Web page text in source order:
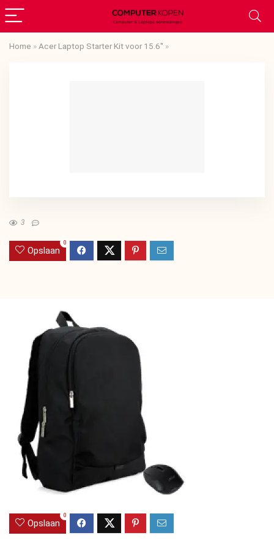
Home » Acer Laptop Starter Kit voor 15.6'' »
3
Opslaan
0
Opslaan
0